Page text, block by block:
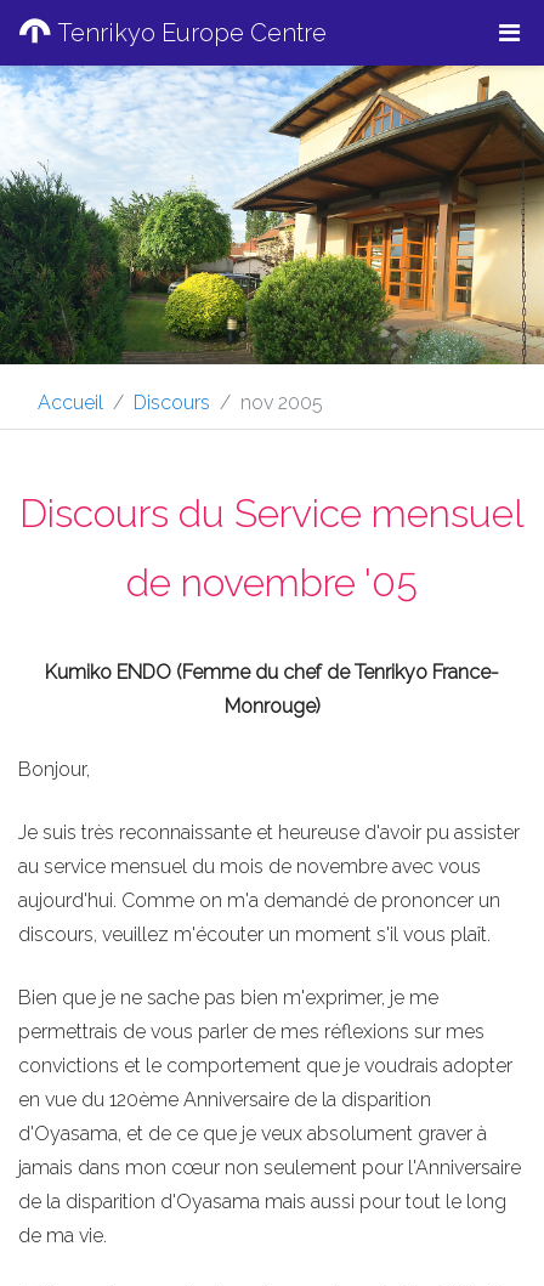
Tenrikyo Europe Centre
Accueil Discours nov 2005
Discours du Service mensuel
de novembre '05
Kumiko ENDO (Femme du chef de Tenrikyo France-
Monrouge)
Bonjour,
Je suis très reconnaissante et heureuse d'avoir pu assister
au service mensuel du mois de novembre avec vous
aujourd'hui. Comme on m'a demandé de prononcer un
discours, veuillez m'écouter un moment s'il vous plaît.
Bien que je ne sache pas bien m'exprimer, je me
permettrais de vous parler de mes réflexions sur mes
convictions et le comportement que je voudrais adopter
en vue du 120ème Anniversaire de la disparition
d'Oyasama, et de ce que je veux absolument graver à
jamais dans mon cœur non seulement pour l'Anniversaire
de la disparition d'Oyasama mais aussi pour tout le long
de ma vie.